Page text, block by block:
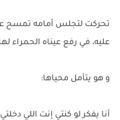
تحركت لتجلس أمامه تمسح
عليه، في رفع عيناه الحمراء
و هو يتأمل محياها:
أنا يفكر لو كنتي إنت اللي